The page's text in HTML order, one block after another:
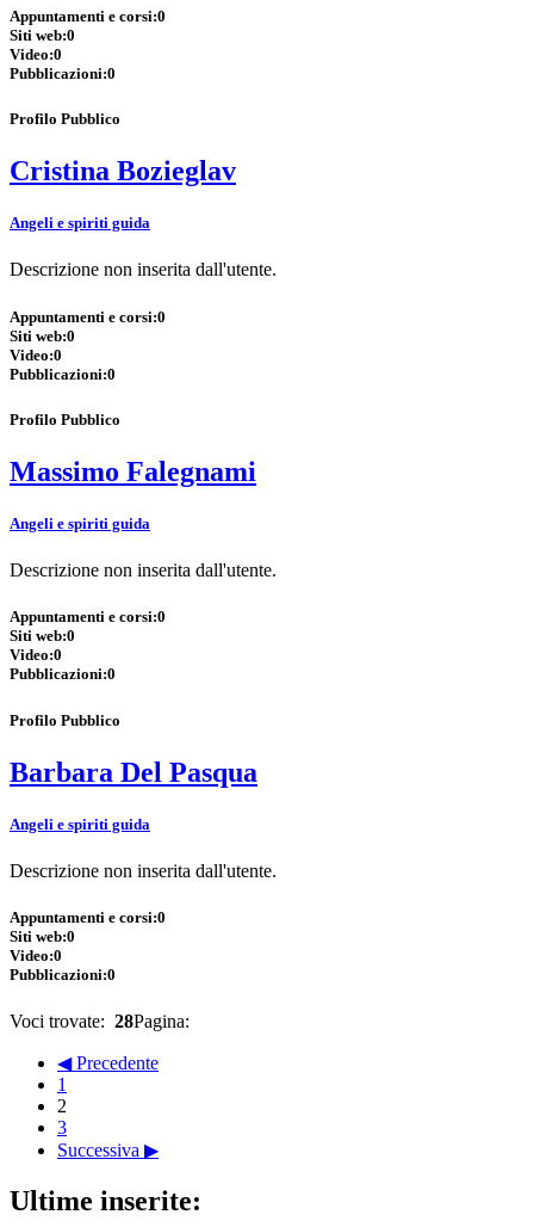
Appuntamenti e corsi:0
Siti web:0
Video:0
Pubblicazioni:0
Profilo Pubblico
Cristina Bozieglav
Angeli e spiriti guida
Descrizione non inserita dall'utente.
Appuntamenti e corsi:0
Siti web:0
Video:0
Pubblicazioni:0
Profilo Pubblico
Massimo Falegnami
Angeli e spiriti guida
Descrizione non inserita dall'utente.
Appuntamenti e corsi:0
Siti web:0
Video:0
Pubblicazioni:0
Profilo Pubblico
Barbara Del Pasqua
Angeli e spiriti guida
Descrizione non inserita dall'utente.
Appuntamenti e corsi:0
Siti web:0
Video:0
Pubblicazioni:0
Voci trovate: 28Pagina:
◀ Precedente
1
2
3
Successiva ▶
Ultime inserite: